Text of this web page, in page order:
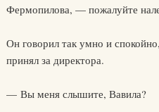
Фермопилова, — пожалуйте
Он говорил так умно и
принял за директора.
— Вы меня слышите, Вавила?